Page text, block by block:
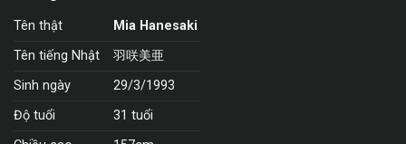
Tên thật
Mia Hanesaki
Tên tiếng Nhật
羽咲美亜
Sinh ngày
29/3/1993
Độ tuổi
31 tuổi